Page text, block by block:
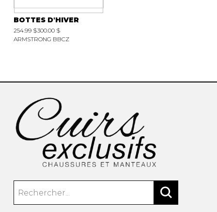
BOTTES D'HIVER
254.99 $300.00 $
ARMSTRONG BBCZ